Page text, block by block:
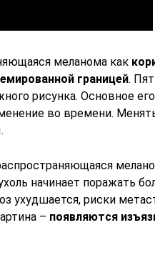
меланома как
границей.
рисунка. Основное
во времени.
начинает поражать
ухудшается, риски
– появляются